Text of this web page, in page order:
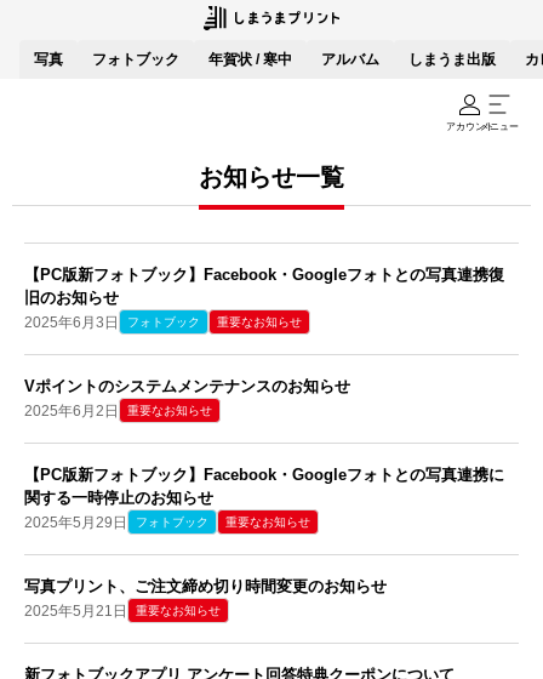
写真 フォトブック 年賀状 / 寒中 アルバム しまうま出版 カ
アカウントメニュー
お知らせ一覧
【PC版新フォトブック】Facebook・Googleフォトとの写真連携復
旧のお知らせ
2025年6月3日 フォトブック 重要なお知らせ
Vポイントのシステムメンテナンスのお知らせ
2025年6月2日 重要なお知らせ
【PC版新フォトブック】Facebook・Googleフォトとの写真連携に
関する一時停止のお知らせ
2025年5月29日 フォトブック 重要なお知らせ
写真プリント、ご注文締め切り時間変更のお知らせ
2025年5月21日 重要なお知らせ
新フォトブックアプリ アンケート回答特典クーポンについて